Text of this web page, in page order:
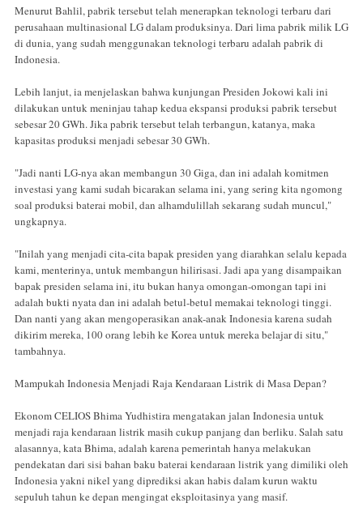
Menurut Bahlil, pabrik tersebut telah menerapkan teknologi terbaru dari
perusahaan multinasional LG dalam produksinya. Dari lima pabrik milik LG
di dunia, yang sudah menggunakan teknologi terbaru adalah pabrik di
Indonesia.
Lebih lanjut, ia menjelaskan bahwa kunjungan Presiden Jokowi kali ini
dilakukan untuk meninjau tahap kedua ekspansi produksi pabrik tersebut
sebesar 20 GWh. Jika pabrik tersebut telah terbangun, katanya, maka
kapasitas produksi menjadi sebesar 30 GWh.
"Jadi nanti LG-nya akan membangun 30 Giga, dan ini adalah komitmen
investasi yang kami sudah bicarakan selama ini, yang sering kita ngomong
soal produksi baterai mobil, dan alhamdulillah sekarang sudah muncul,"
ungkapnya.
"Inilah yang menjadi cita-cita bapak presiden yang diarahkan selalu kepada
kami, menterinya, untuk membangun hilirisasi. Jadi apa yang disampaikan
bapak presiden selama ini, itu bukan hanya omongan-omongan tapi ini
adalah bukti nyata dan ini adalah betul-betul memakai teknologi tinggi.
Dan nanti yang akan mengoperasikan anak-anak Indonesia karena sudah
dikirim mereka, 100 orang lebih ke Korea untuk mereka belajar di situ,"
tambahnya.
Mampukah Indonesia Menjadi Raja Kendaraan Listrik di Masa Depan?
Ekonom CELIOS Bhima Yudhistira mengatakan jalan Indonesia untuk
menjadi raja kendaraan listrik masih cukup panjang dan berliku. Salah satu
alasannya, kata Bhima, adalah karena pemerintah hanya melakukan
pendekatan dari sisi bahan baku baterai kendaraan listrik yang dimiliki oleh
Indonesia yakni nikel yang diprediksi akan habis dalam kurun waktu
sepuluh tahun ke depan mengingat eksploitasinya yang masif.